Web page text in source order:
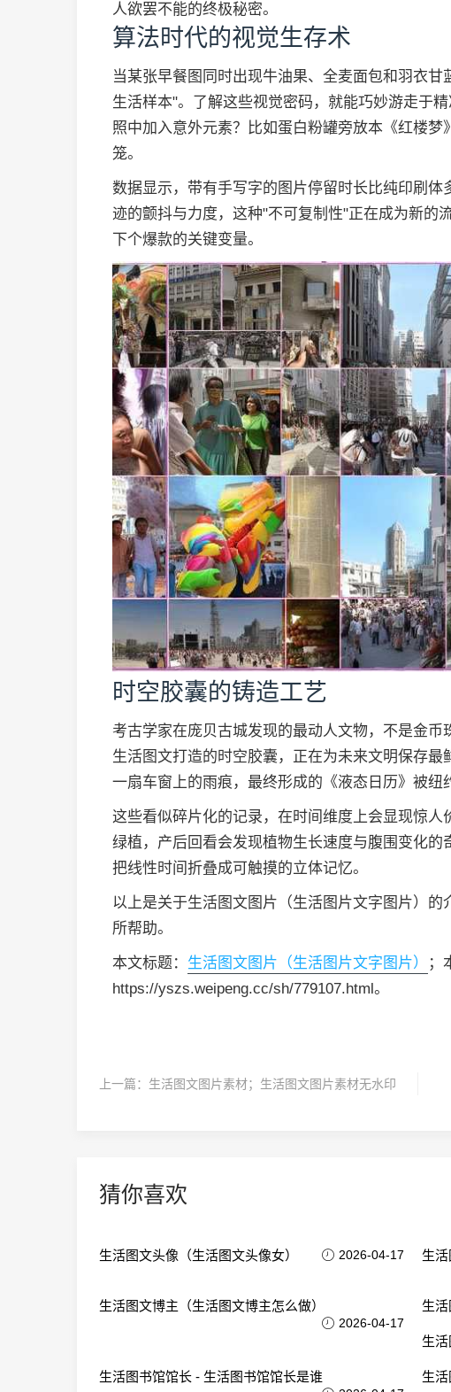
人欲罢不能的终极秘密。
算法时代的视觉生存术
当某张早餐图同时出现牛油果、全麦面包和羽衣
生活样本"。了解这些视觉密码，就能巧妙游走于
照中加入意外元素？比如蛋白粉罐旁放本《红楼
笼。
数据显示，带有手写字的图片停留时长比纯印刷
迹的颤抖与力度，这种"不可复制性"正在成为新的
下个爆款的关键变量。
时空胶囊的铸造工艺
考古学家在庞贝古城发现的最动人文物，不是金
生活图文打造的时空胶囊，正在为未来文明保存最
一扇车窗上的雨痕，最终形成的《液态日历》被纽
这些看似碎片化的记录，在时间维度上会显现惊
绿植，产后回看会发现植物生长速度与腹围变化
把线性时间折叠成可触摸的立体记忆。
以上是关于生活图文图片（生活图片文字图片）
所帮助。
本文标题： 生活图文图片（生活图片文字图片）
；
https://yszs.weipeng.cc/sh/779107.html。
上一篇： 生活图文图片素材；生活图文图片素材无水印
猜你喜欢
生活图文头像（生活图文头像女） 2026-04-17 生
生活图文博主（生活图文博主怎么做）
2026-04-17
生
生
生活图书馆馆长 - 生活图书馆馆长是谁 生